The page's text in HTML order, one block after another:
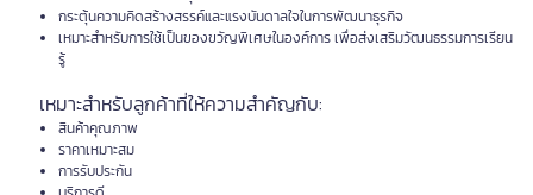
กระตุ้นความคิดสร้างสรรค์และแรงบันดาลใจในการพัฒนาธุรกิจ
เหมาะสำหรับการใช้เป็นของขวัญพิเศษในองค์การ เพื่อส่งเสริมวัฒนธรรมการเรียน
รู้
เหมาะสำหรับลูกค้าที่ให้ความสำคัญกับ:
สินค้าคุณภาพ
ราคาเหมาะสม
การรับประกัน